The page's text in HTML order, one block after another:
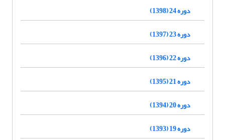
دوره 24 (1398)
دوره 23 (1397)
دوره 22 (1396)
دوره 21 (1395)
دوره 20 (1394)
دوره 19 (1393)